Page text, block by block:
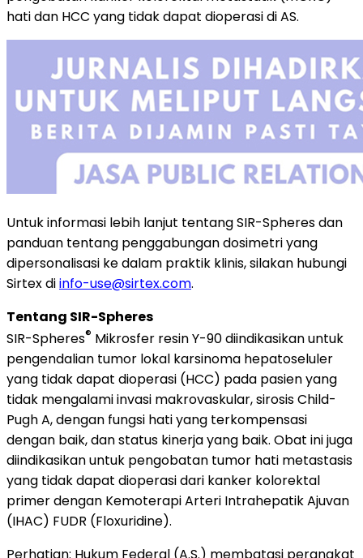
hati dan HCC yang tidak dapat dioperasi di AS.
Untuk informasi lebih lanjut tentang SIR-Spheres dan
panduan tentang penggabungan dosimetri yang
dipersonalisasi ke dalam praktik klinis, silakan hubungi
Sirtex diinfo-use@sirtex.com.
Tentang SIR-Spheres
SIR-Spheres® Mikrosfer resin Y-90 diindikasikan untuk
pengendalian tumor lokal karsinoma hepatoseluler
yang tidak dapat dioperasi (HCC) pada pasien yang
tidak mengalami invasi makrovaskular, sirosis Child-
Pugh A, dengan fungsi hati yang terkompensasi
dengan baik, dan status kinerja yang baik. Obat ini juga
diindikasikan untuk pengobatan tumor hati metastasis
yang tidak dapat dioperasi dari kanker kolorektal
primer dengan Kemoterapi Arteri Intrahepatik Ajuvan
(IHAC) FUDR (Floxuridine).